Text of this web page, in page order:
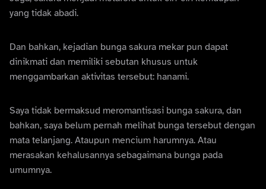
yang tidak abadi.
Dan bahkan, kejadian bunga sakura mekar pun dapat
dinikmati dan memiliki sebutan khusus untuk
menggambarkan aktivitas tersebut: hanami.
Saya tidak bermaksud meromantisasi bunga sakura, dan
bahkan, saya belum pernah melihat bunga tersebut dengan
mata telanjang. Ataupun mencium harumnya. Atau
merasakan kehalusannya sebagaimana bunga pada
umumnya.